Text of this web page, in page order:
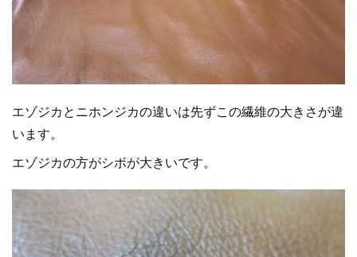
エゾジカとニホンジカの違いは先ずこの繊維の大きさが違
います。
エゾジカの方がシボが大きいです。